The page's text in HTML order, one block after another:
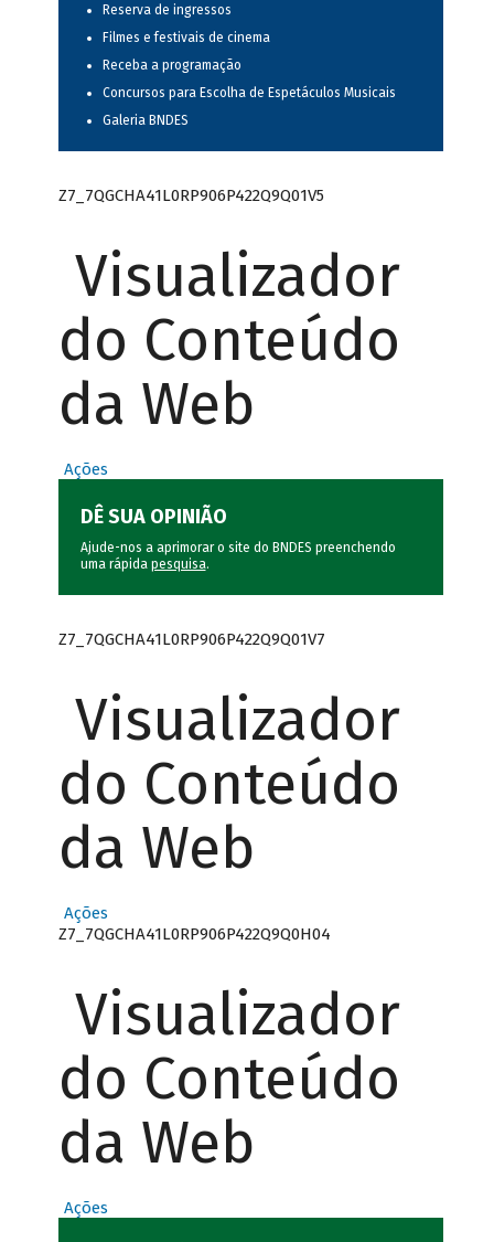
Reserva de ingressos
Filmes e festivais de cinema
Receba a programação
Concursos para Escolha de Espetáculos Musicais
Galeria BNDES
Z7_7QGCHA41L0RP906P422Q9Q01V5
Visualizador
do Conteúdo
da Web
Ações
DÊ SUA OPINIÃO
Ajude-nos a aprimorar o site do BNDES preenchendo
uma rápida pesquisa.
Z7_7QGCHA41L0RP906P422Q9Q01V7
Visualizador
do Conteúdo
da Web
Ações
Z7_7QGCHA41L0RP906P422Q9Q0H04
Visualizador
do Conteúdo
da Web
Ações